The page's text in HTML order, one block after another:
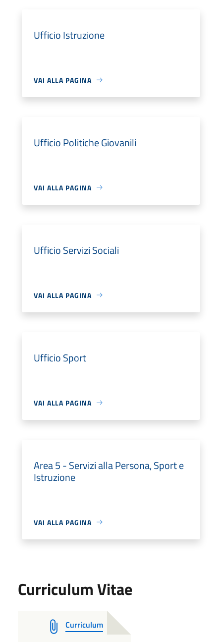
Ufficio Istruzione
VAI ALLA PAGINA
Ufficio Politiche Giovanili
VAI ALLA PAGINA
Ufficio Servizi Sociali
VAI ALLA PAGINA
Ufficio Sport
VAI ALLA PAGINA
Area 5 - Servizi alla Persona, Sport e
Istruzione
VAI ALLA PAGINA
Curriculum Vitae
Curriculum